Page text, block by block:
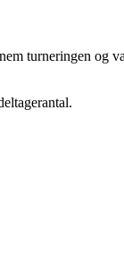
turneringen og